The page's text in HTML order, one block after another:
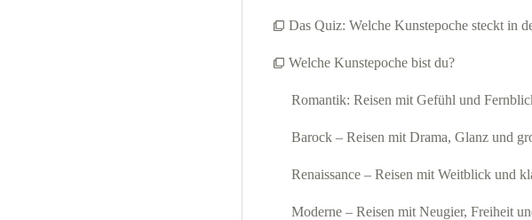
Das Quiz: Welche Kunstepoche steckt in
Welche Kunstepoche bist du?
Romantik: Reisen mit Gefühl und
Barock – Reisen mit Drama, Glanz und
Renaissance – Reisen mit Weitblick und
Moderne – Reisen mit Neugier, Freiheit